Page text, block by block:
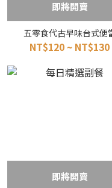
即將開賣
五零食代古早味台式便
NT$120 ~ NT$130
即將開賣